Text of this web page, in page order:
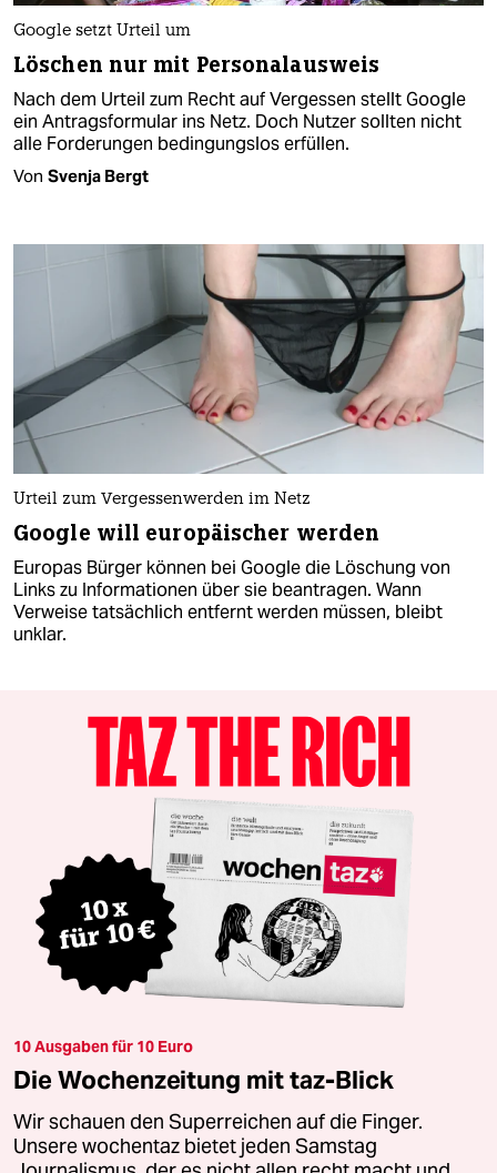
Google setzt Urteil um
Löschen nur mit Personalausweis
Nach dem Urteil zum Recht auf Vergessen stellt Google
ein Antragsformular ins Netz. Doch Nutzer sollten nicht
alle Forderungen bedingungslos erfüllen.
Von Svenja Bergt
Urteil zum Vergessenwerden im Netz
Google will europäischer werden
Europas Bürger können bei Google die Löschung von
Links zu Informationen über sie beantragen. Wann
Verweise tatsächlich entfernt werden müssen, bleibt
unklar.
10 Ausgaben für 10 Euro
Die Wochenzeitung mit taz-Blick
Wir schauen den Superreichen auf die Finger.
Unsere wochentaz bietet jeden Samstag